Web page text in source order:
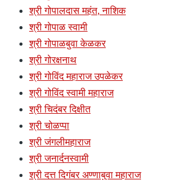
श्री गोपालदास महंत, नाशिक
श्री गोपाळ स्वामी
श्री गोपाळबुवा केळकर
श्री गोरक्षनाथ
श्री गोविंद महाराज उपळेकर
श्री गोविंद स्वामी महाराज
श्री चिदंबर दिक्षीत
श्री चोळप्पा
श्री जंगलीमहाराज
श्री जनार्दनस्वामी
श्री दत्त दिगंबर अण्णाबुवा महाराज